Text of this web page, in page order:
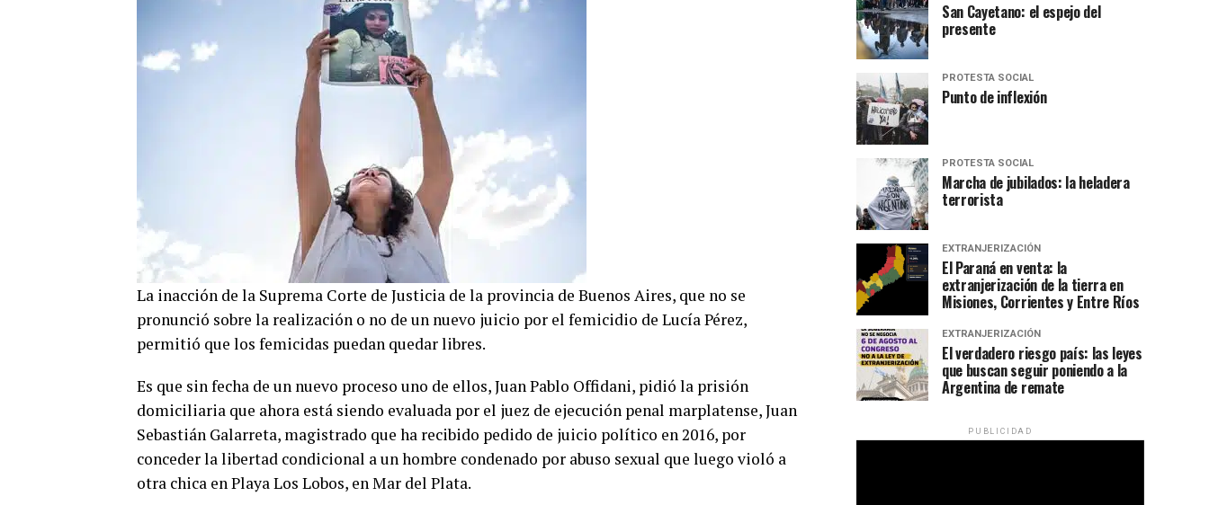
La inacción de la Suprema Corte de Justicia de la provincia de Buenos Aires, que no se
pronunció sobre la realización o no de un nuevo juicio por el femicidio de Lucía Pérez,
permitió que los femicidas puedan quedar libres.
Es que sin fecha de un nuevo proceso uno de ellos, Juan Pablo Offidani, pidió la prisión
domiciliaria que ahora está siendo evaluada por el juez de ejecución penal marplatense, Juan
Sebastián Galarreta, magistrado que ha recibido pedido de juicio político en 2016, por
conceder la libertad condicional a un hombre condenado por abuso sexual que luego violó a
otra chica en Playa Los Lobos, en Mar del Plata.
San Cayetano: el espejo del
presente
PROTESTA SOCIAL
Punto de inflexión
PROTESTA SOCIAL
Marcha de jubilados: la heladera
terrorista
EXTRANJERIZACIÓN
El Paraná en venta: la
extranjerización de la tierra en
Misiones, Corrientes y Entre Ríos
EXTRANJERIZACIÓN
El verdadero riesgo país: las leyes
que buscan seguir poniendo a la
Argentina de remate
PUBLICIDAD